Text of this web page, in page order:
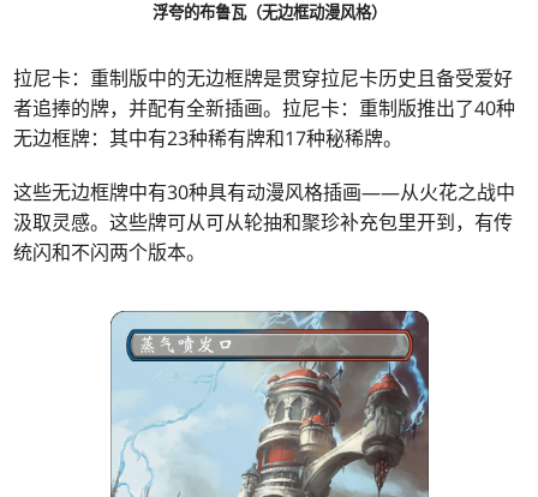
浮夸的布鲁瓦（无边框动漫风格）
拉尼卡：重制版中的无边框牌是贯穿拉尼卡历史且备受爱好
者追捧的牌，并配有全新插画。拉尼卡：重制版推出了40种
无边框牌：其中有23种稀有牌和17种秘稀牌。
这些无边框牌中有30种具有动漫风格插画——从火花之战中
汲取灵感。这些牌可从可从轮抽和聚珍补充包里开到，有传
统闪和不闪两个版本。